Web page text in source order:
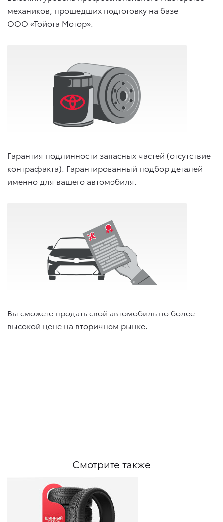
механиков, прошедших подготовку на базе
ООО «Тойота Мотор».
Гарантия подлинности запасных частей (отсутствие
контрафакта). Гарантированный подбор деталей
именно для вашего автомобиля.
Вы сможете продать свой автомобиль по более
высокой цене на вторичном рынке.
Смотрите также